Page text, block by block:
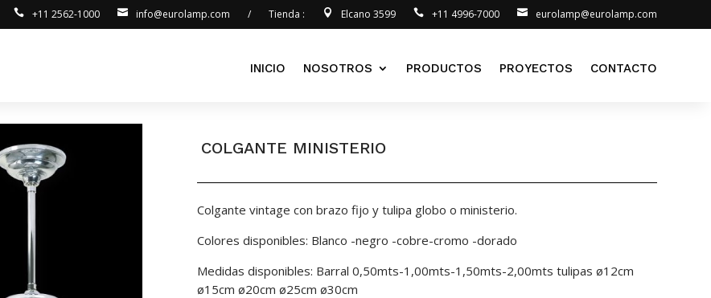
+11 2562-1000 info@eurolamp.com / Tienda : Elcano 3599 +11 4996-7000 eurolamp@eurolamp.com
INICIO NOSOTROS PRODUCTOS PROYECTOS CONTACTO
COLGANTE MINISTERIO
Colgante vintage con brazo fijo y tulipa globo o ministerio.
Colores disponibles: Blanco -negro -cobre-cromo -dorado
Medidas disponibles: Barral 0,50mts-1,00mts-1,50mts-2,00mts tulipas ø12cm
ø15cm ø20cm ø25cm ø30cm